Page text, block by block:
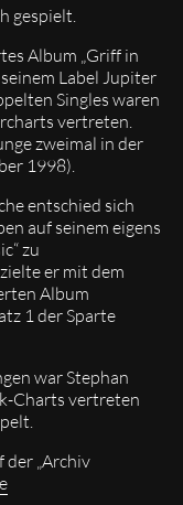
gespielt.
Album „Griff in
Label Jupiter
Singles waren
vertreten.
zweimal in der
1998).
entschied sich
auf seinem eigens
zu
er mit dem
Album
1 der Sparte
war Stephan
Charts vertreten
der „Archiv